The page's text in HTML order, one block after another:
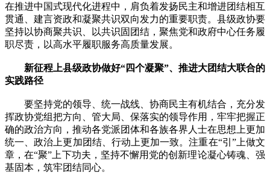
在推进中国式现代化进程中，肩负着发扬民主和增进团结相互
贯通、建言资政和凝聚共识双向发力的重要职责。县级政协要
坚持以协商聚共识、以共识固团结，聚焦党和政府中心任务履
职尽责，以高水平履职服务高质量发展。
新征程上县级政协做好“四个凝聚”、推进大团结大联合的
实践路径
要坚持党的领导、统一战线、协商民主有机结合，充分发
挥政协党组把方向、管大局、保落实的领导作用，牢牢把握正
确的政治方向，推动各党派团体和各族各界人士在思想上更加
统一、政治上更加团结、行动上更加一致。注重在“引”上做文
章，在“聚”上下功夫，坚持不懈用党的创新理论凝心铸魂、强
基固本，筑牢团结同心。